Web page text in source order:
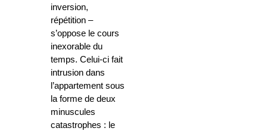
inversion,
répétition –
s’oppose le cours
inexorable du
temps. Celui-ci fait
intrusion dans
l’appartement sous
la forme de deux
minuscules
catastrophes : le